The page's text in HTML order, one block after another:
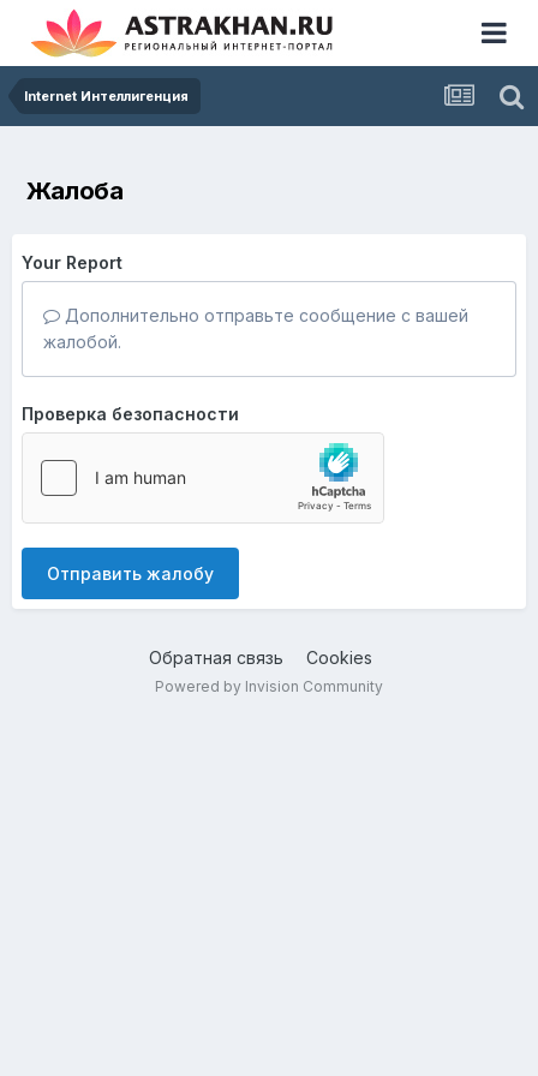
Internet Интеллигенция
Жалоба
Your Report
Дополнительно отправьте сообщение с вашей
жалобой.
Проверка безопасности
Отправить жалобу
Обратная связь Cookies
Powered by Invision Community